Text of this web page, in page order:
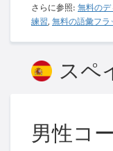
さらに参照: 無料のデ
練習, 無料の語彙フラ
スペ
男性コ